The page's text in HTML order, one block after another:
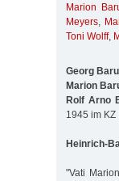
Marion
Meyers,
Toni Wolff,
Georg
Marion
Rolf Arno
1945 im KZ
Heinrich-
"Vati